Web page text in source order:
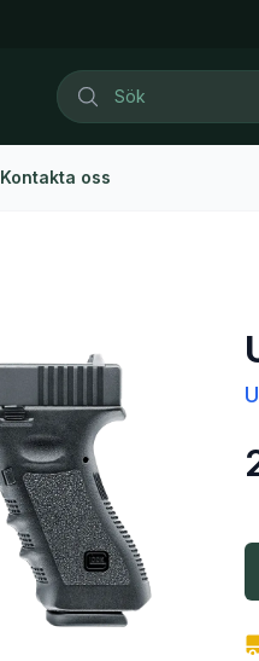
Kontakta oss